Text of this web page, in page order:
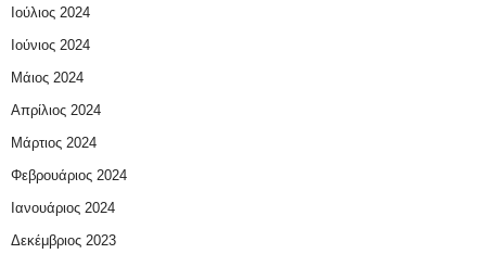
Ιούλιος 2024
Ιούνιος 2024
Μάιος 2024
Απρίλιος 2024
Μάρτιος 2024
Φεβρουάριος 2024
Ιανουάριος 2024
Δεκέμβριος 2023